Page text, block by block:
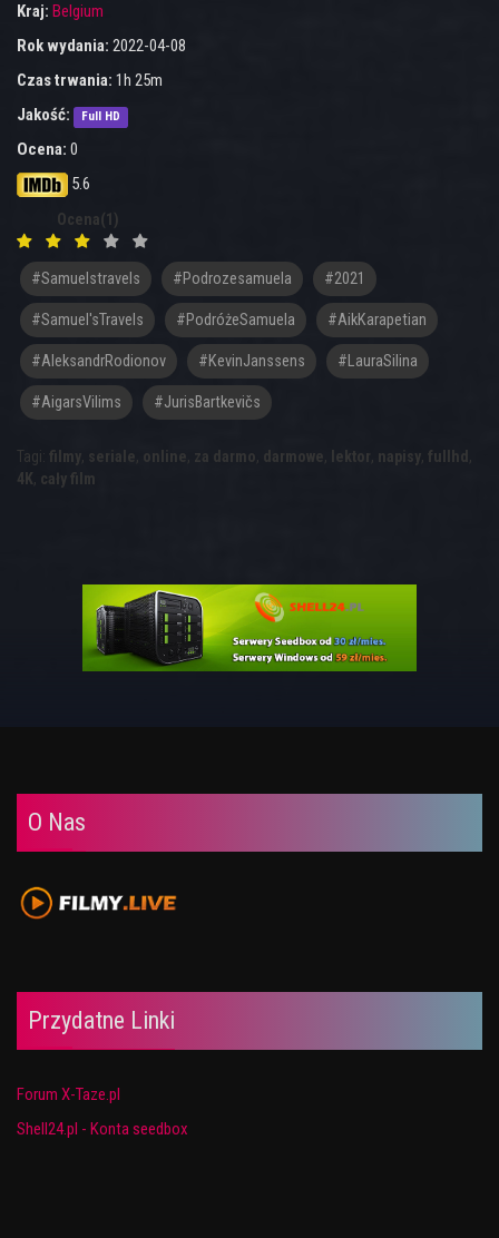
Kraj: Belgium
Rok wydania: 2022-04-08
Czas trwania: 1h 25m
Jakość:
Full HD
Ocena: 0
5.6
Ocena(1)
#samuelstravels #podrozesamuela #2021
#Samuel'sTravels #PodróżeSamuela #AikKarapetian
#AleksandrRodionov #KevinJanssens #LauraSilina
#AigarsVilims #JurisBartkevičs
Tagi: filmy, seriale, online, za darmo, darmowe, lektor, napisy, fullhd ,
4K, cały film
O Nas
Przydatne Linki
Forum X-Taze.pl
Shell24.pl - Konta seedbox